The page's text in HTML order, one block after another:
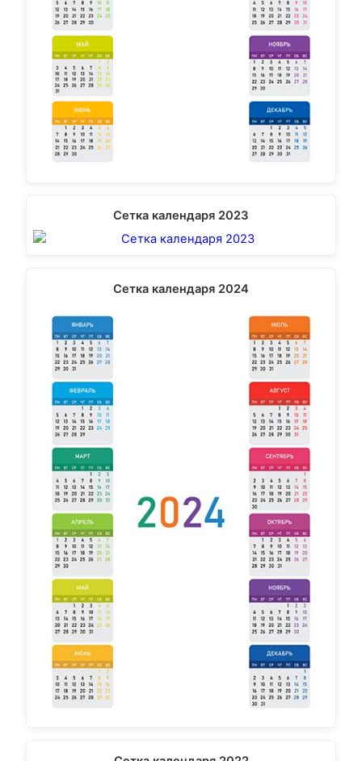
Сетка календаря 2023
Сетка календаря 2024